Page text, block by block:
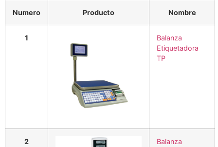
Numero Producto Nombre
1
Balanza
Etiquetadora
TP
2
Balanza